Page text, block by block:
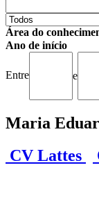
Área do
Ano de início
Entre e
Maria
CV Lattes